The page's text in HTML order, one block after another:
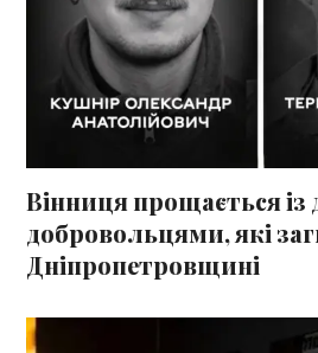
Вінниця прощається із
добровольцями, які
Дніпропетровщині